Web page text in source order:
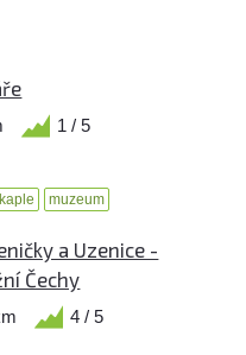
1 / 5
muzeum
a Uzenice -
Čechy
4 / 5